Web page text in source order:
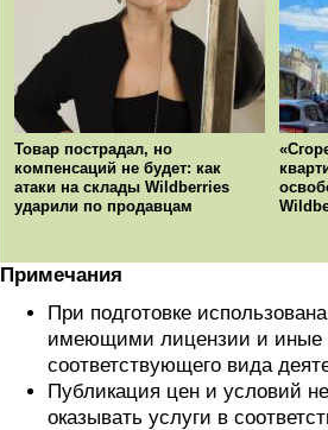
Товар пострадал, но
компенсаций не будет: как
атаки на склады Wildberries
ударили по продавцам
Примечания
При подготовке
имеющими лицензии и иные
соответствующего вида
Публикация цен и условий
оказывать услуги в